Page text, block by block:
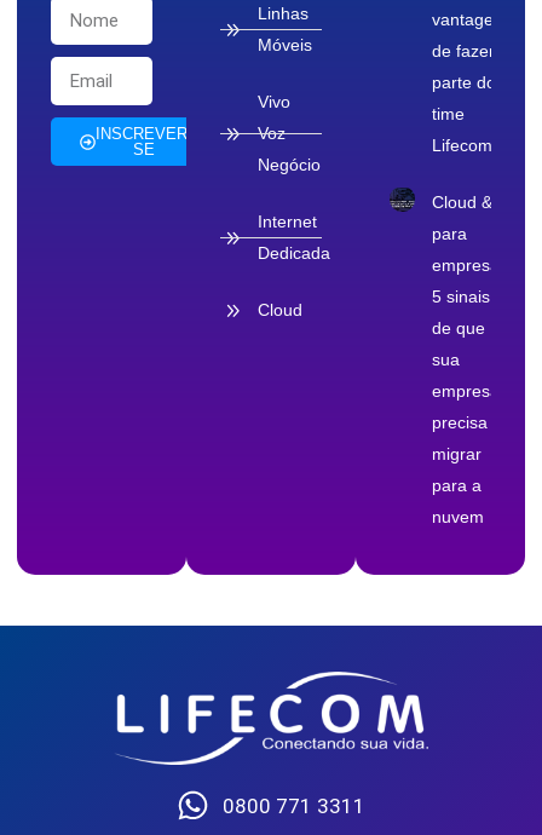
INSCREVER-
SE
Linhas
Móveis
Vivo
Voz
Negócio
Internet
Dedicada
Cloud
vantagens
de fazer
parte do
time
Lifecom
Cloud & TI
para
empresas:
5 sinais
de que
sua
empresa
precisa
migrar
para a
nuvem
0800 771 3311